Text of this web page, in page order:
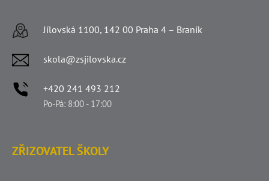
Jílovská 1100, 142 00 Praha 4 – Braník
skola@zsjilovska.cz
+420 241 493 212
Po-Pá: 8:00 - 17:00
ZŘIZOVATEL ŠKOLY